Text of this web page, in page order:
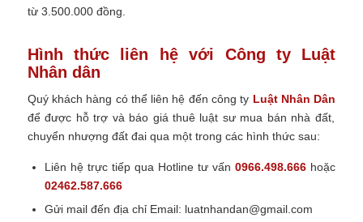
từ 3.500.000 đồng.
Hình thức liên hệ với Công ty Luật
Nhân dân
Quý khách hàng có thể liên hệ đến công ty Luật Nhân Dân
để được hỗ trợ và báo giá thuê luật sư mua bán nhà đất,
chuyển nhượng đất đai qua một trong các hình thức sau:
Liên hệ trực tiếp qua Hotline tư vấn0966.498.666 hoặc
02462.587.666
Gửi mail đến địa chỉ Email: luatnhandan@gmail.com